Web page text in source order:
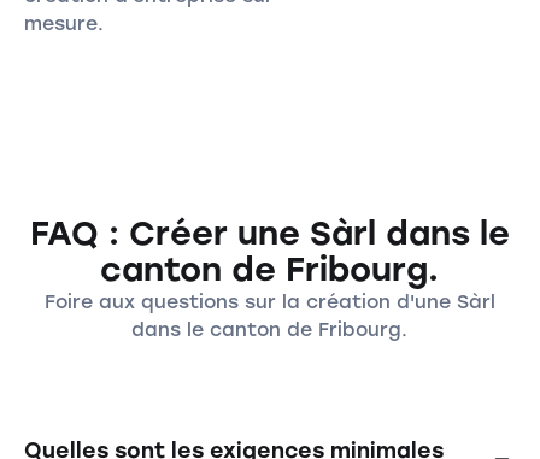
mesure.
FAQ : Créer une Sàrl dans le
canton de Fribourg.
Foire aux questions sur la création d'une Sàrl
dans le canton de Fribourg.
Quelles sont les exigences minimales